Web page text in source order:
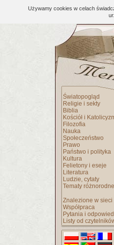
Używamy cookies w celach
Światopogląd
Religie i sekty
Biblia
Kościół i
Filozofia
Nauka
Społeczeństwo
Prawo
Państwo i polityka
Kultura
Felietony i eseje
Literatura
Ludzie, cytaty
Tematy różnorodne
Znalezione w sieci
Współpraca
Pytania i
Listy od